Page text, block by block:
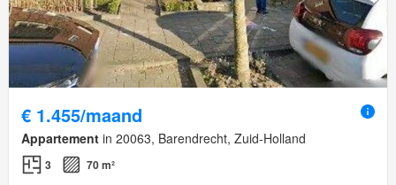
€ 1.455/maand
Appartement in 20063, Barendrecht, Zuid-Holland
3
70 m²